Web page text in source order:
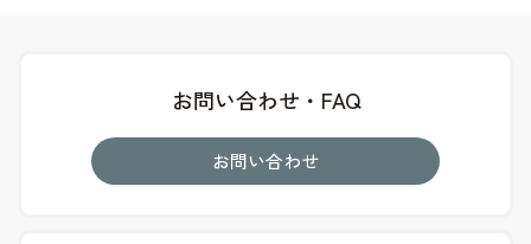
お問い合わせ・FAQ
お問い合わせ